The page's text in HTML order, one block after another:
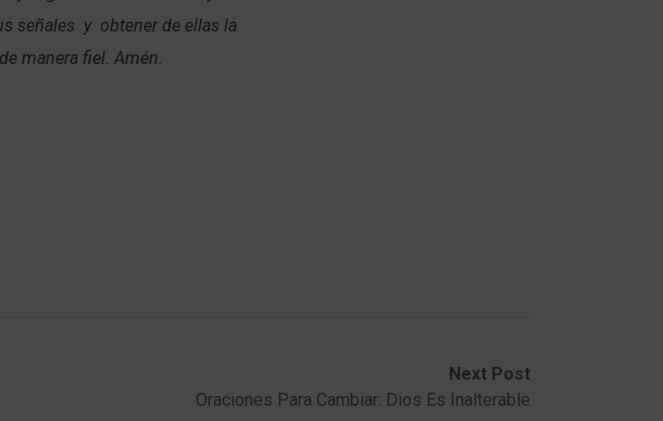
señales y obtener de ellas la
manera fiel. Amén.
Next Post
Oraciones Para Cambiar: Dios Es Inalterable